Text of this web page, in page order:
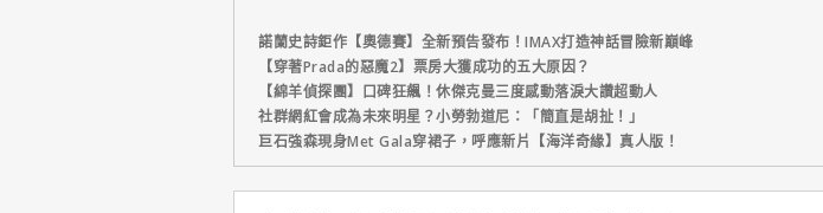
諾蘭史詩鉅作【奧德賽】全新預告發布！IMAX打造神話冒險新巔峰
【穿著Prada的惡魔2】票房大獲成功的五大原因？
【綿羊偵探團】口碑狂飆！休傑克曼三度感動落淚大讚超動人
社群網紅會成為未來明星？小勞勃道尼：「簡直是胡扯！」
巨石強森現身Met Gala穿裙子，呼應新片【海洋奇緣】真人版！